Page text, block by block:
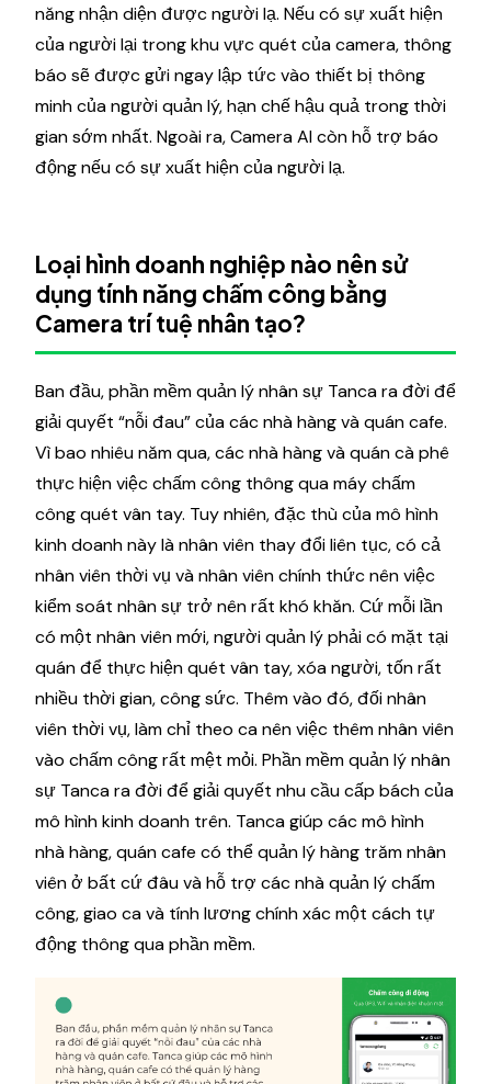
năng nhận diện được người lạ. Nếu có sự xuất hiện
của người lại trong khu vực quét của camera, thông
báo sẽ được gửi ngay lập tức vào thiết bị thông
minh của người quản lý, hạn chế hậu quả trong thời
gian sớm nhất. Ngoài ra, Camera AI còn hỗ trợ báo
động nếu có sự xuất hiện của người lạ.
Loại hình doanh nghiệp nào nên sử
dụng tính năng chấm công bằng
Camera trí tuệ nhân tạo?
Ban đầu, phần mềm quản lý nhân sự Tanca ra đời để
giải quyết “nỗi đau” của các nhà hàng và quán cafe.
Vì bao nhiêu năm qua, các nhà hàng và quán cà phê
thực hiện việc chấm công thông qua máy chấm
công quét vân tay. Tuy nhiên, đặc thù của mô hình
kinh doanh này là nhân viên thay đổi liên tục, có cả
nhân viên thời vụ và nhân viên chính thức nên việc
kiểm soát nhân sự trở nên rất khó khăn. Cứ mỗi lần
có một nhân viên mới, người quản lý phải có mặt tại
quán để thực hiện quét vân tay, xóa người, tốn rất
nhiều thời gian, công sức. Thêm vào đó, đối nhân
viên thời vụ, làm chỉ theo ca nên việc thêm nhân viên
vào chấm công rất mệt mỏi. Phần mềm quản lý nhân
sự Tanca ra đời để giải quyết nhu cầu cấp bách của
mô hình kinh doanh trên. Tanca giúp các mô hình
nhà hàng, quán cafe có thể quản lý hàng trăm nhân
viên ở bất cứ đâu và hỗ trợ các nhà quản lý chấm
công, giao ca và tính lương chính xác một cách tự
động thông qua phần mềm.